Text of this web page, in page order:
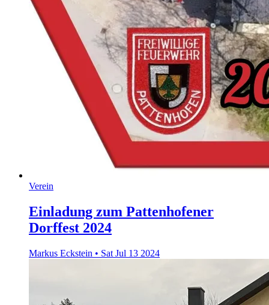
Verein
Einladung zum Pattenhofener
Dorffest 2024
Markus Eckstein • Sat Jul 13 2024